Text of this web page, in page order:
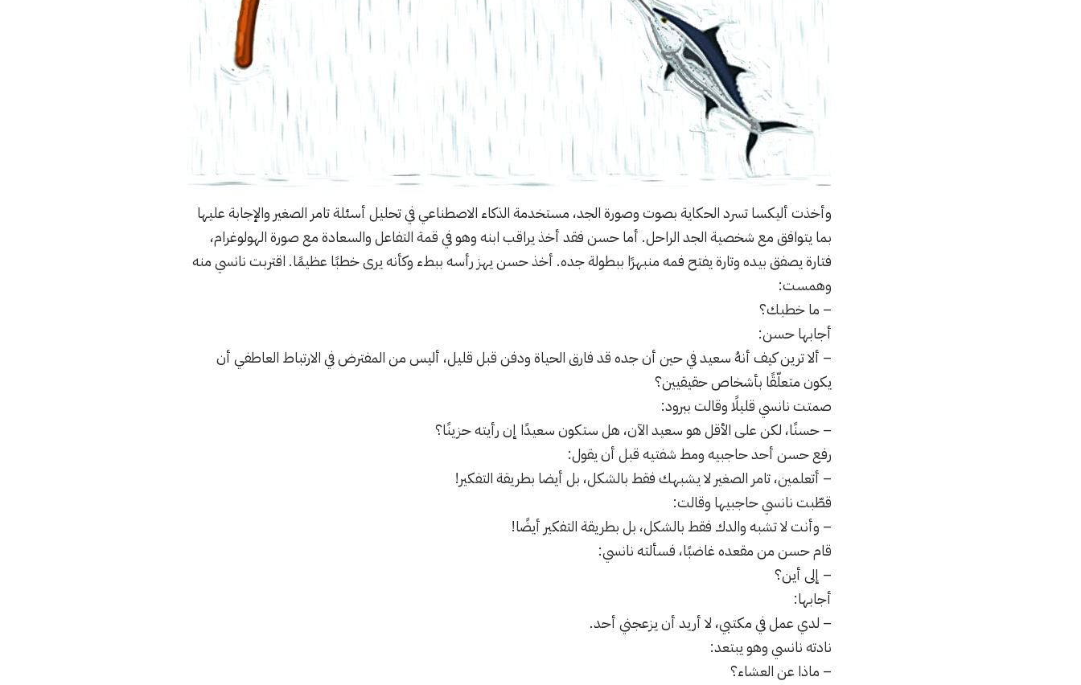
وأخذت أليكسا تسرد الحكاية بصوت وصورة الجد، مستخدمة الذكاء الاصطناعي في تحليل أسئلة تامر الصغير والإجابة عليها
بما يتوافق مع شخصية الجد الراحل. أما حسن فقد أخذ يراقب ابنه وهو في قمة التفاعل والسعادة مع صورة الهولوغرام،
فتارة يصفق بيده وتارة يفتح فمه منبهرًا ببطولة جده. أخذ حسن يهز رأسه ببطء وكأنه يرى خطبًا عظيمًا. اقتربت نانسي منه
وهمست:
– ما خطبك؟
أجابها حسن:
– ألا ترين كيف أنهُ سعيد في حين أن جده قد فارق الحياة ودفن قبل قليل، أليس من المفترض في الارتباط العاطفي أن
يكون متعلّقًا بأشخاص حقيقيين؟
صمتت نانسي قليلًا وقالت ببرود:
– حسنًا، لكن على الأقل هو سعيد الآن، هل ستكون سعيدًا إن رأيته حزينًا؟
رفع حسن أحد حاجبيه ومط شفتيه قبل أن يقول:
– أتعلمين، تامر الصغير لا يشبهك فقط بالشكل، بل أيضا بطريقة التفكير!
قطّبت نانسي حاجبيها وقالت:
– وأنت لا تشبه والدك فقط بالشكل، بل بطريقة التفكير أيضًا!
قام حسن من مقعده غاضبًا، فسألته نانسي:
– إلى أين؟
أجابها:
– لدي عمل في مكتبي، لا أريد أن يزعجني أحد.
نادته نانسي وهو يبتعد:
– ماذا عن العشاء؟